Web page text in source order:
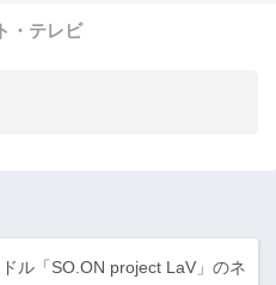
・テレビ
ル「SO.ON project LaV」のネ